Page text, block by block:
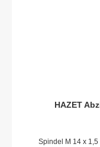
HAZET
Spindel M 14 x